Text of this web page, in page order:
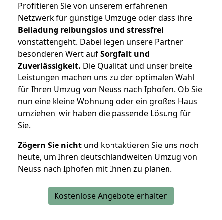
Profitieren Sie von unserem erfahrenen
Netzwerk für günstige Umzüge oder dass ihre
Beiladung reibungslos und stressfrei
vonstattengeht. Dabei legen unsere Partner
besonderen Wert aufSorgfalt und
Zuverlässigkeit. Die Qualität und unser breite
Leistungen machen uns zu der optimalen Wahl
für Ihren Umzug von Neuss nach Iphofen. Ob Sie
nun eine kleine Wohnung oder ein großes Haus
umziehen, wir haben die passende Lösung für
Sie.
Zögern Sie nicht und kontaktieren Sie uns noch
heute, um Ihren deutschlandweiten Umzug von
Neuss nach Iphofen mit Ihnen zu planen.
Kostenlose Angebote erhalten